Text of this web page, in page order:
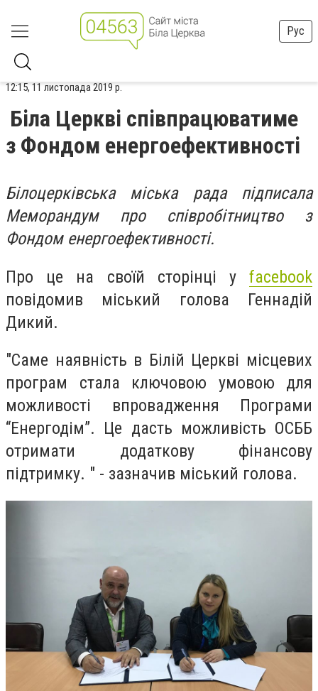
Рус
12:15, 11 листопада 2019 р.
Біла Церкві співпрацюватиме
з Фондом енергоефективності
Білоцерківська міська рада підписала
Меморандум про співробітництво з
Фондом енергоефективності.
Про це на своїй сторінці у facebook
повідомив міський голова Геннадій
Дикий.
"Саме наявність в Білій Церкві місцевих
програм стала ключовою умовою для
можливості впровадження Програми
“Енергодім”. Це дасть можливість ОСББ
отримати додаткову фінансову
підтримку. " - зазначив міський голова.